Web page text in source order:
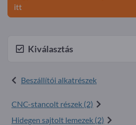
itt
Kiválasztás
Beszállítói alkatrészek
CNC-stancolt részek (2)
Hidegen sajtolt lemezek (2)